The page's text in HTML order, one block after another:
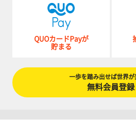
QUOカードPayが
貯まる
一歩を踏み出せば世界が
無料会員登録